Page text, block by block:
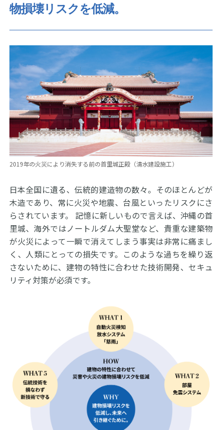
物損壊リスクを低減。
2019年の火災により消失する前の首里城正殿（清水建設施工）
日本全国に遺る、伝統的建造物の数々。そのほとんどが
木造であり、常に火災や地震、台風といったリスクにさ
らされています。 記憶に新しいもので言えば、沖縄の首
里城、海外ではノートルダム大聖堂など、貴重な建築物
が火災によって一瞬で消えてしまう事実は非常に痛まし
く、人類にとっての損失です。このような過ちを繰り返
さないために、建物の特性に合わせた技術開発、セキュ
リティ対策が必須です。